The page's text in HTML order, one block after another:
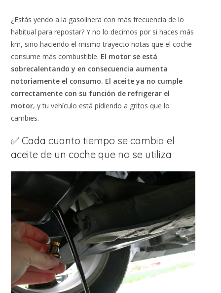
¿Estás yendo a la gasolinera con más frecuencia de lo
habitual para repostar? Y no lo decimos por si haces más
km, sino haciendo el mismo trayecto notas que el coche
consume más combustible. El motor se está
sobrecalentando y en consecuencia aumenta
notoriamente el consumo. El aceite ya no cumple
correctamente con su función de refrigerar el
motor, y tu vehículo está pidiendo a gritos que lo
cambies.
✅ Cada cuanto tiempo se cambia el
aceite de un coche que no se utiliza